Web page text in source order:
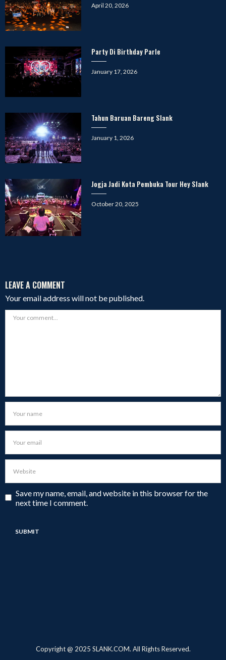
Posted
April 20, 2026
Party Di Birthday Parle
Posted
January 17, 2026
Tahun Baruan Bareng Slank
Posted
January 1, 2026
Jogja Jadi Kota Pembuka Tour Hey Slank
Posted
October 20, 2025
LEAVE A COMMENT
Your email address will not be published.
Save my name, email, and website in this browser for the
next time I comment.
Copyright @ 2025 SLANK.COM. All Rights Reserved.